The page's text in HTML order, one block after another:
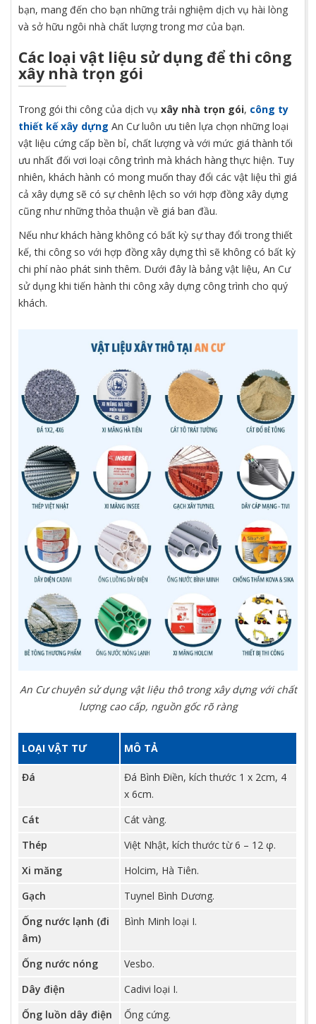
bạn, mang đến cho bạn những trải nghiệm dịch vụ hài lòng
và sở hữu ngôi nhà chất lượng trong mơ của bạn.
Các loại vật liệu sử dụng đểthi công
xây nhà trọn gói
Trong gói thi công của dịch vụ xây nhà trọn gói, công ty
thiết kế xây dựng An Cư luôn ưu tiên lựa chọn những loại
vật liệu cứng cấp bền bỉ, chất lượng và với mức giá thành tối
ưu nhất đối vơi loại công trình mà khách hàng thực hiện. Tuy
nhiên, khách hành có mong muốn thay đổi các vật liệu thì giá
cả xây dựng sẽ có sự chênh lệch so với hợp đồng xây dựng
cũng như những thỏa thuận về giá ban đầu.
Nếu như khách hàng không có bất kỳ sự thay đổi trong thiết
kế, thi công so với hợp đồng xây dựng thì sẽ không có bất kỳ
chi phí nào phát sinh thêm. Dưới đây là bảng vật liệu, An Cư
sử dụng khi tiến hành thi công xây dựng công trình cho quý
khách.
An Cư chuyên sử dụng vật liệu thô trong xây dựng với chất
lượng cao cấp, nguồn gốc rõ ràng
LOẠI VẬT TƯ MÔ TẢ
Đá
Đá Bình Điền, kích thước 1 x 2cm, 4
x 6cm.
Cát
Cát vàng.
Thép
Việt Nhật, kích thước từ 6 – 12 φ.
Xi măng
Holcim, Hà Tiên.
Gạch
Tuynel Bình Dương.
Ống nước lạnh (đi
âm)
Bình Minh loại I.
Ống nước nóng
Vesbo.
Dây điện
Cadivi loại I.
Ống luồn dây điện
Ống cứng.